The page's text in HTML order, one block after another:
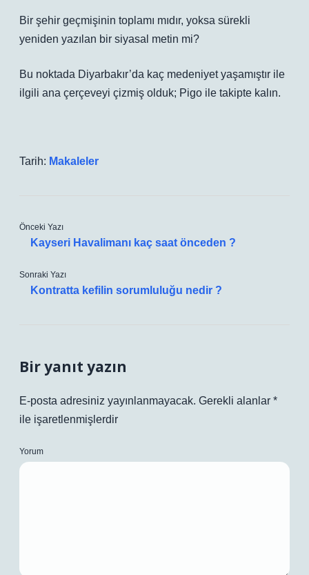
Bir şehir geçmişinin toplamı mıdır, yoksa sürekli
yeniden yazılan bir siyasal metin mi?
Bu noktada Diyarbakır’da kaç medeniyet yaşamıştır ile
ilgili ana çerçeveyi çizmiş olduk; Pigo ile takipte kalın.
Tarih: Makaleler
Önceki Yazı
Kayseri Havalimanı kaç saat önceden ?
Sonraki Yazı
Kontratta kefilin sorumluluğu nedir ?
Bir yanıt yazın
E-posta adresiniz yayınlanmayacak. Gerekli alanlar *
ile işaretlenmişlerdir
Yorum